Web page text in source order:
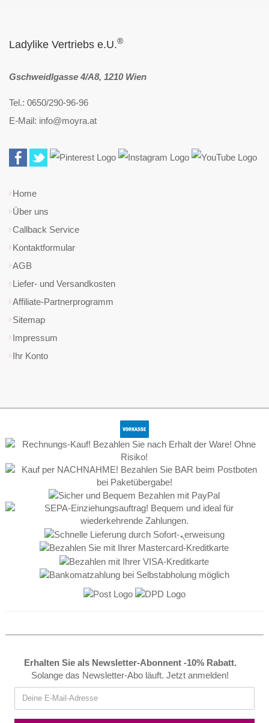
Ladylike Vertriebs e.U.®
Gschweidlgasse 4/A8, 1210 Wien
Tel.: 0650/290-96-96
E-Mail: info@moyra.at
Home
Über uns
Callback Service
Kontaktformular
AGB
Liefer- und Versandkosten
Affiliate-Partnerprogramm
Sitemap
Impressum
Ihr Konto
Erhalten Sie als Newsletter-Abonnent -10% Rabatt.
Solange das Newsletter-Abo läuft. Jetzt anmelden!